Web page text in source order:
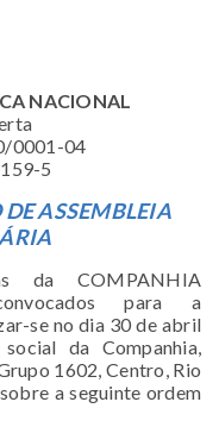
NACIONAL
0001-04
5
DEASSEMBLEIA
da COMPANHIA
para a
se no dia 30 de abril
da Companhia,
1602, Centro, Rio
a seguinte ordem